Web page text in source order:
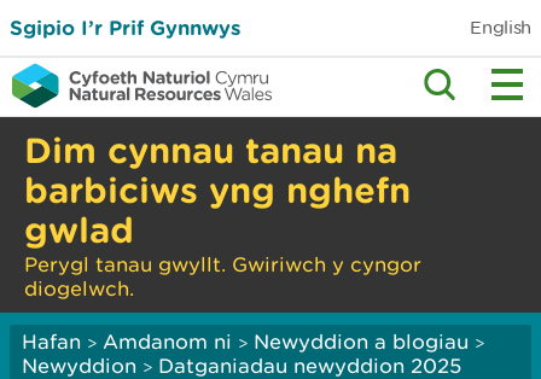
Sgipio I’r Prif Gynnwys English
Dim cynnau tanau na
barbiciws yng nghefn
gwlad
Perygl tanau gwyllt. Gwiriwch y cyngor
diogelwch.
Hafan > Amdanom ni > Newyddion a blogiau >
Newyddion > Datganiadau newyddion 2025